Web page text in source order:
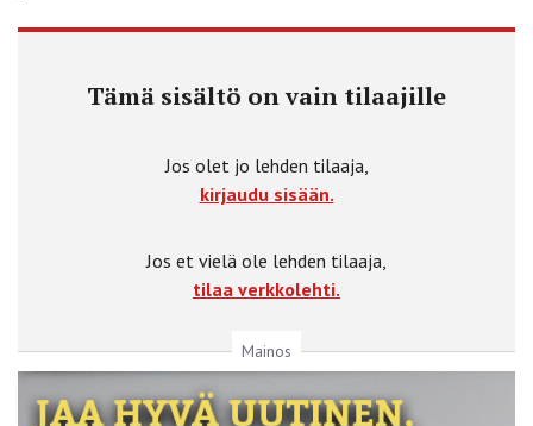
Tämä sisältö on vain tilaajille
Jos olet jo lehden tilaaja,
kirjaudu sisään.
Jos et vielä ole lehden tilaaja,
tilaa verkkolehti.
Mainos